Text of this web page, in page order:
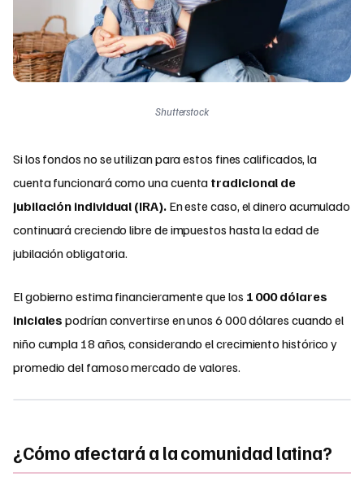
Shutterstock
Si los fondos no se utilizan para estos fines calificados, la
cuenta funcionará como una cuenta tradicional de
jubilación individual (IRA).En este caso, el dinero acumulado
continuará creciendo libre de impuestos hasta la edad de
jubilación obligatoria.
El gobierno estima financieramente que los 1 000 dólares
iniciales podrían convertirse en unos 6 000 dólares cuando el
niño cumpla 18 años, considerando el crecimiento histórico y
promedio del famoso mercado de valores.
¿Cómo afectará a la comunidad latina?